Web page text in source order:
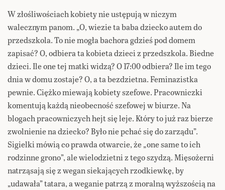
W złośliwościach kobiety nie ustępują w niczym
walecznym panom. „O, wiezie ta baba dziecko autem do
przedszkola. To nie mogła bachora gdzieś pod domem
zapisać? O, odbiera ta kobieta dzieci z przedszkola. Biedne
dzieci. Ile one tej matki widzą? O 17:00 odbiera? Ile im tego
dnia w domu zostaje? O, a ta bezdzietna. Feminazistka
pewnie. Ciężko miewają kobiety szefowe. Pracowniczki
komentują każdą nieobecność szefowej w biurze. Na
blogach pracowniczych hejt się leje. Który to już raz bierze
zwolnienie na dziecko? Było nie pchać się do zarządu”.
Sigielki mówią co prawda otwarcie, że „one same to ich
rodzinne grono”, ale wielodzietni z tego szydzą. Mięsożerni
natrząsają się z wegan siekających rzodkiewkę, by
„udawała” tatara, a weganie patrzą z moralną wyższością na